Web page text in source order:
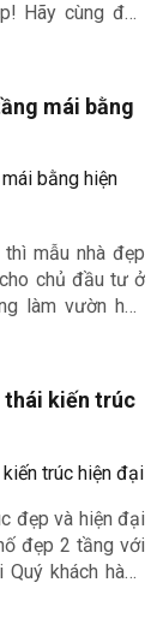
Hãy cùng đón
Nam phía dưới
mái bằng
mẫu nhà đẹp
chủ đầu tư ở
làm vườn hoa
thái kiến trúc
đẹp và hiện đại
đẹp 2 tầng với
khách hàng